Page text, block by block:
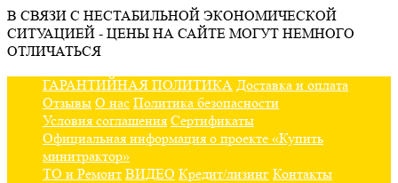
В СВЯЗИ С НЕСТАБИЛЬНОЙ ЭКОНОМИЧЕСКОЙ
СИТУАЦИЕЙ - ЦЕНЫ НА САЙТЕ МОГУТ НЕМНОГО
ОТЛИЧАТЬСЯ
ГАРАНТИЙНАЯ ПОЛИТИКА Доставка и оплата
Отзывы О нас Политика безопасности
Условия соглашения Сертификаты
Официальная информация о проекте «Купить
минитрактор»
ТО и Ремонт ВИДЕО Кредит/лизинг Контакты